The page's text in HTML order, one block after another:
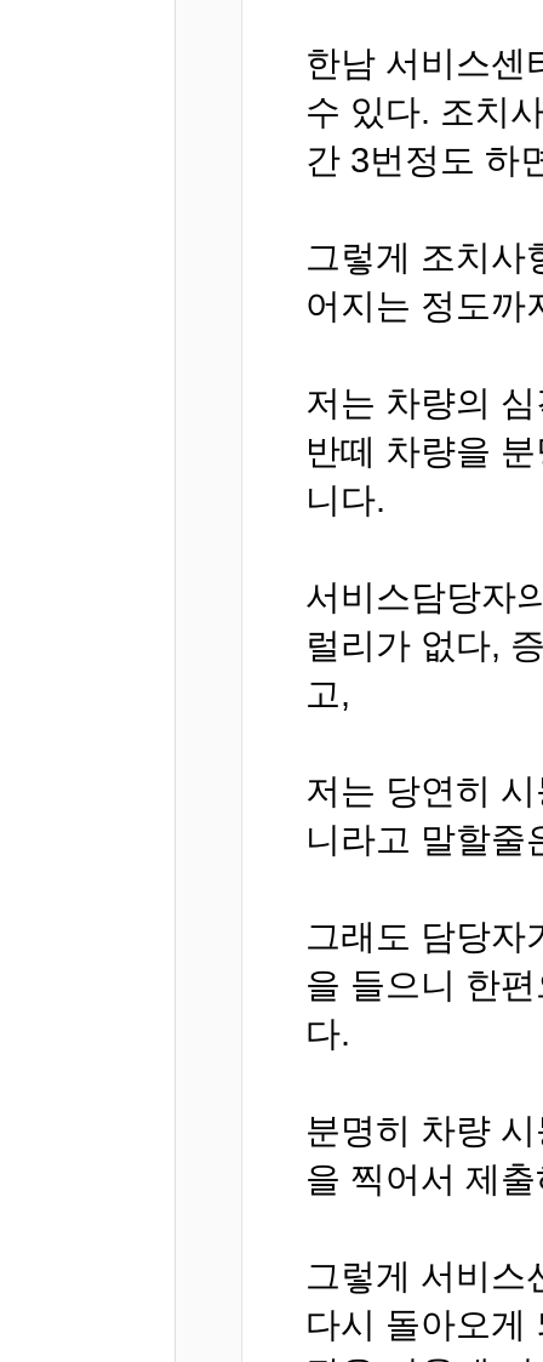
한남 서비스센
수 있다. 조치
간 3번정도 하
그렇게 조치사
어지는 정도까
저는 차량의
반떼 차량을
니다.
서비스담당자
럴리가 없다,
고,
저는 당연히
니라고 말할줄
그래도 담당자
을 들으니 한
다.
분명히 차량
을 찍어서 제
그렇게 서비스
다시 돌아오게